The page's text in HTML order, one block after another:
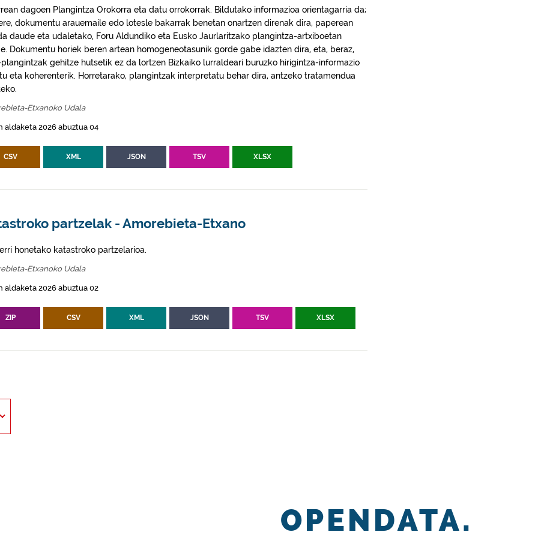
dagoen Plangintza Orokorra eta datu orrokorrak. Bildutako informazioa orientagarria da;
dokumentu arauemaile edo lotesle bakarrak benetan onartzen direnak dira, paperean
daude eta udaletako, Foru Aldundiko eta Eusko Jaurlaritzako plangintza-artxiboetan
Dokumentu horiek beren artean homogeneotasunik gorde gabe idazten dira, eta, beraz,
gehitze hutsetik ez da lortzen Bizkaiko lurraldeari buruzko hirigintza-informazio
eta koherenterik. Horretarako, plangintzak interpretatu behar dira, antzeko tratamendua
Etxanoko Udala
aldaketa 2026 abuztua 04
CSV XML JSON TSV XLSX
partzelak - Amorebieta-Etxano
honetako katastroko partzelarioa.
Etxanoko Udala
aldaketa 2026 abuztua 02
ZIP CSV XML JSON TSV XLSX
OPENDATA.